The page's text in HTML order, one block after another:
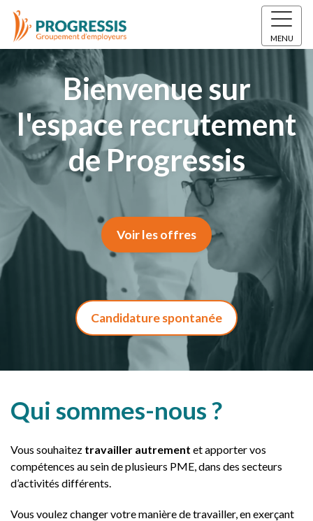
MENU
Bienvenue sur
l'espace recrutement
de Progressis
Voir les offres
Candidature spontanée
Qui sommes-nous ?
Vous souhaitez travailler autrement et apporter vos
compétences au sein de plusieurs PME, dans des secteurs
d’activités différents.
Vous voulez changer votre manière de travailler, en exerçant